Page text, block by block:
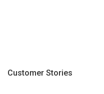
Customer Stories